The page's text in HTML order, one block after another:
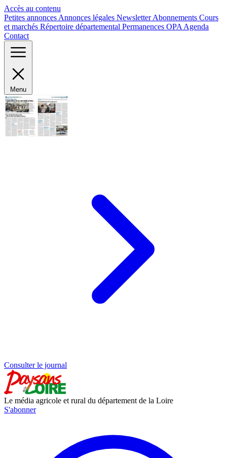
Accès au contenu
Petites annonces Annonces légales NewsletterAbonnements Cours
et marchés Répertoire départemental Permanences OPA Agenda
Contact
Menu
Consulter le journal
Le média agricole et rural du département de la Loire
S'abonner
Panneau de gestion des cookies